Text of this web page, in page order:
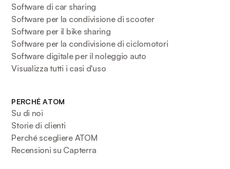
Software di car sharing
Software per la condivisione di scooter
Software per il bike sharing
Software per la condivisione di ciclomotori
Software digitale per il noleggio auto
Visualizza tutti i casi d'uso
PERCHÉ ATOM
Su di noi
Storie di clienti
Perché scegliere ATOM
Recensioni su Capterra